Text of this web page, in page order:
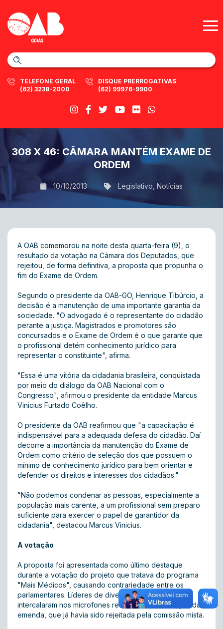
TELEFONE GERAL
(62) 3238-2000
DISQUE PRERROGATIVAS
(62) 99976-9900
308 X 46: CÂMARA MANTÉM EXAME DE
ORDEM
10/10/2013 Legislativo Notícias
A OAB comemorou na noite desta quarta-feira (9), o
resultado da votação na Câmara dos Deputados, que
rejeitou, de forma definitiva, a proposta que propunha o
fim do Exame de Ordem.
Segundo o presidente da OAB-GO, Henrique Tibúrcio, a
decisão é a manutenção de uma importante garantia da
sociedade. "O advogado é o representante do cidadão
perante a justiça. Magistrados e promotores são
concursados e o Exame de Ordem é o que garante que
o profissional detém conhecimento jurídico para
representar o constituinte", afirma.
"Essa é uma vitória da cidadania brasileira, conquistada
por meio do diálogo da OAB Nacional com o
Congresso", afirmou o presidente da entidade Marcus
Vinicius Furtado Coêlho.
O presidente da OAB reafirmou que "a capacitação é
indispensável para a adequada defesa do cidadão. Daí
decorre a importância da manutenção do Exame de
Ordem como critério de seleção dos que possuem o
mínimo de conhecimento jurídico para bem orientar e
defender os direitos e interesses dos cidadãos."
"Não podemos condenar as pessoas, especialmente a
população mais carente, a um profissional sem preparo
suficiente para exercer o papel de garantidor da
cidadania", destacou Marcus Vinicius.
A votação
A proposta foi apresentada como último destaque
durante a votação do projeto que tratava do programa
"Mais Médicos", causando contrariedade entre os
parlamentares. Líderes de diversos partidos se
intercalaram nos microfones reclamando da votação da
emenda, que já havia sido rejeitada pela comissão mista.